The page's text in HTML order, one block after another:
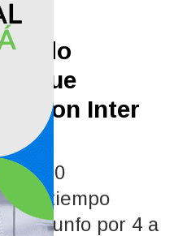
que
con Inter
100
en tiempo
el triunfo por 4 a